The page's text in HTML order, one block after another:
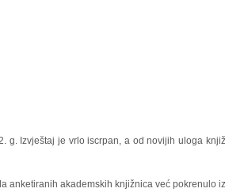
Izvještaj je vrlo iscrpan, a od novijih uloga
anketiranih akademskih knjižnica već pokrenulo